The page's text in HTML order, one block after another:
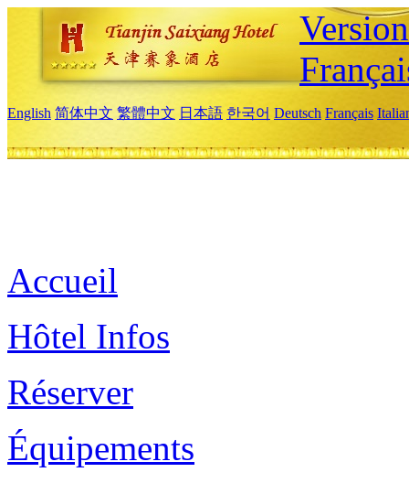
English 简体中文 繁體中文 日本語 한국어 Deutsch Français
Accueil
Hôtel Infos
Réserver
Équipements